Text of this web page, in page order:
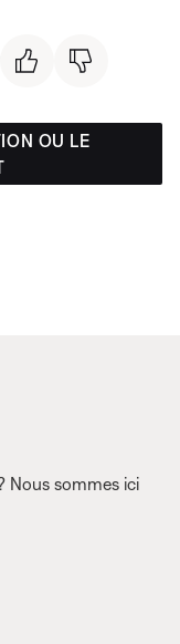
OU LE
Nous sommes ici